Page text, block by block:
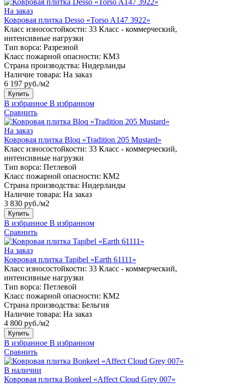
На заказ
Ковровая плитка Desso «Torso A147 3922»
Класс износостойкости: 33 Класс - коммерческий,
интенсивные нагрузки
Тип ворса: Разрезной
Класс пожарной опасности: КМ3
Страна производства: Нидерланды
Наличие товара: На заказ
6 197 руб./м2
Купить
В избранное В избранном
Сравнить
На заказ
Ковровая плитка Bloq «Tradition 205 Mustard»
Класс износостойкости: 33 Класс - коммерческий,
интенсивные нагрузки
Тип ворса: Петлевой
Класс пожарной опасности: КМ2
Страна производства: Нидерланды
Наличие товара: На заказ
3 830 руб./м2
Купить
В избранное В избранном
Сравнить
На заказ
Ковровая плитка Tapibel «Earth 61111»
Класс износостойкости: 33 Класс - коммерческий,
интенсивные нагрузки
Тип ворса: Петлевой
Класс пожарной опасности: КМ2
Страна производства: Бельгия
Наличие товара: На заказ
4 800 руб./м2
Купить
В избранное В избранном
Сравнить
В наличии
Ковровая плитка Bonkeel «Affect Cloud Grey 007»